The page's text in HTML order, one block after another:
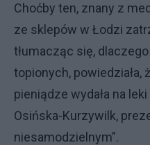
Choćby ten, znany z
ze sklepów w Łodzi
tłumacząc się,
topionych, powiedziała,
pieniądze wydała na
Osińska-Kurzywilk,
niesamodzielnym”.